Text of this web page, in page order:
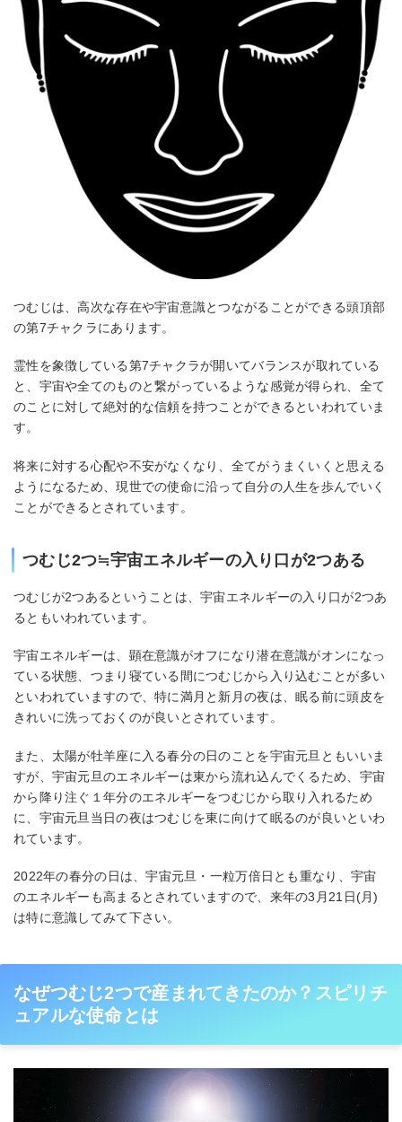
つむじは、高次な存在や宇宙意識とつながることができる頭頂部
の第7チャクラにあります。
霊性を象徴している第7チャクラが開いてバランスが取れている
と、宇宙や全てのものと繋がっているような感覚が得られ、全て
のことに対して絶対的な信頼を持つことができるといわれていま
す。
将来に対する心配や不安がなくなり、全てがうまくいくと思える
ようになるため、現世での使命に沿って自分の人生を歩んでいく
ことができるとされています。
つむじ2つ≒宇宙エネルギーの入り口が2つある
つむじが2つあるということは、宇宙エネルギーの入り口が2つあ
るともいわれています。
宇宙エネルギーは、顕在意識がオフになり潜在意識がオンになっ
ている状態、つまり寝ている間につむじから入り込むことが多い
といわれていますので、特に満月と新月の夜は、眠る前に頭皮を
きれいに洗っておくのが良いとされています。
また、太陽が牡羊座に入る春分の日のことを宇宙元旦ともいいま
すが、宇宙元旦のエネルギーは東から流れ込んでくるため、宇宙
から降り注ぐ１年分のエネルギーをつむじから取り入れるため
に、宇宙元旦当日の夜はつむじを東に向けて眠るのが良いといわ
れています。
2022年の春分の日は、宇宙元旦・一粒万倍日とも重なり、宇宙
のエネルギーも高まるとされていますので、来年の3月21日(月)
は特に意識してみて下さい。
なぜつむじ2つで産まれてきたのか？スピリチ
ュアルな使命とは